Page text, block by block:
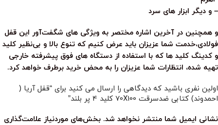
– و دیگر ابزار های سرد
و همچنین در آخرین اشاره مختصر به ویژگی های شگفت‌آور این قفل
فولادی،خدمت شما عزیزان باید عرض کنیم که تنوع بالا و بی‌نظیر کلید
و کدینگ کلید ها که با استفاده از دستگاه های فوق پیشرفته خارجی
تهیه شده، انتظارات شما عزیزان را به محض خرید برطرف خواهد کرد.
اولین نفری باشید که دیدگاهی را ارسال می کنید برای “قفل آریا (
احمدوند) کتابی ضدسرقت 70X100 کلید 4 پر بلند”
نشانی ایمیل شما منتشر نخواهد شد. بخش‌های موردنیاز علامت‌گذاری